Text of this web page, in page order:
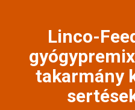
Linco-
takarmány